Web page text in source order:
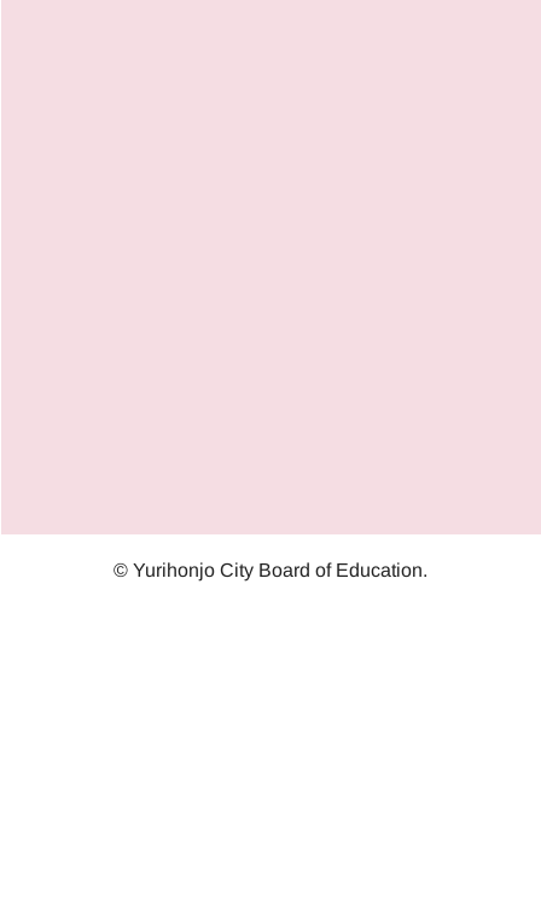
© Yurihonjo City Board of Education.